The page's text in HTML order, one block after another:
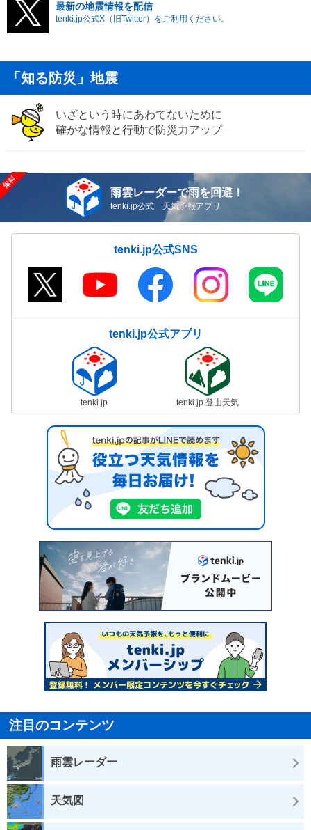
最新の地震情報を配信
tenki.jp公式X（旧Twitter）をご利用ください。
「知る防災」地震
いざという時にあわてないために
確かな情報と行動で防災力アップ
雨雲レーダーで雨を回避！
tenki.jp公式 天気予報アプリ
tenki.jp公式SNS
tenki.jp公式アプリ
tenki.jp tenki.jp 登山天気
注目のコンテンツ
雨雲レーダー
天気図